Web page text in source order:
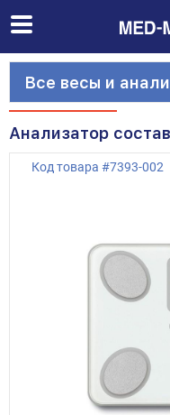
Все весы и
Анализатор
Код товара #7393-002